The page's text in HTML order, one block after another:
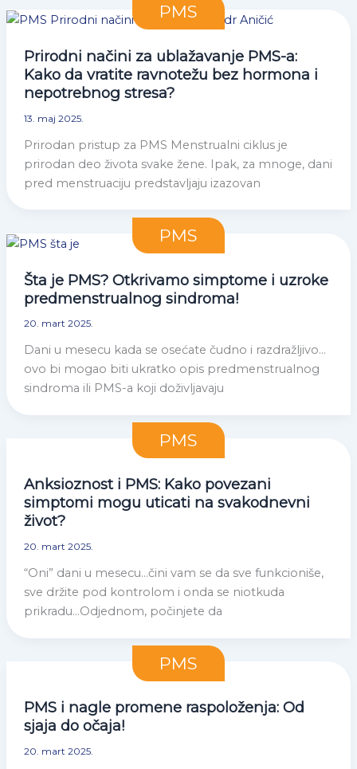
PMS
Prirodni načini za ublažavanje PMS-a:
Kako da vratite ravnotežu bez hormona i
nepotrebnog stresa?
13. maj 2025.
Prirodan pristup za PMS Menstrualni ciklus je
prirodan deo života svake žene. Ipak, za mnoge, dani
pred menstruaciju predstavljaju izazovan
PMS
Šta je PMS? Otkrivamo simptome i uzroke
predmenstrualnog sindroma!
20. mart 2025.
Dani u mesecu kada se osećate čudno i razdražljivo…
ovo bi mogao biti ukratko opis predmenstrualnog
sindroma ili PMS-a koji doživljavaju
PMS
Anksioznost i PMS: Kako povezani
simptomi mogu uticati na svakodnevni
život?
20. mart 2025.
“Oni” dani u mesecu…čini vam se da sve funkcioniše,
sve držite pod kontrolom i onda se niotkuda
prikradu…Odjednom, počinjete da
PMS
PMS i nagle promene raspoloženja: Od
sjaja do očaja!
20. mart 2025.